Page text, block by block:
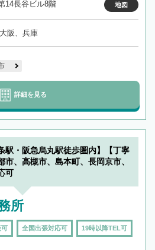
14長谷ビル8階 地図
阪、兵庫
詳細を見る
駅・阪急烏丸駅徒歩圏内】【丁寧
、高槻市、島本町、長岡京市、
可
所
可 全国出張対応可 19時以降TEL可